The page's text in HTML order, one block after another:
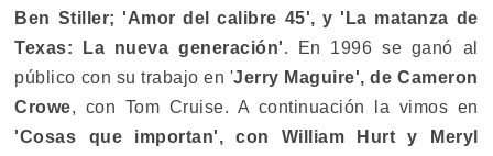
Ben Stiller; 'Amor del calibre 45', y 'La matanza de
Texas: La nueva generación'. En 1996 se ganó al
público con su trabajo en 'Jerry Maguire', de Cameron
Crowe, con Tom Cruise. A continuación la vimos en
'Cosas que importan', con William Hurt y Meryl